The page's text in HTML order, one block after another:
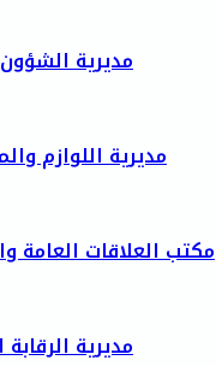
مديرية
مديرية اللوازم
مكتب العلاقات العامة
مديرية الرقابة